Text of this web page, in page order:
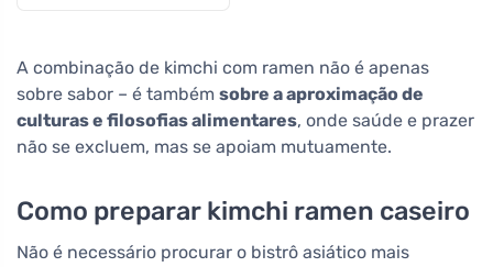
A combinação de kimchi com ramen não é apenas
sobre sabor – é também sobre a aproximação de
culturas e filosofias alimentares, onde saúde e prazer
não se excluem, mas se apoiam mutuamente.
Como preparar kimchi ramen caseiro
Não é necessário procurar o bistrô asiático mais